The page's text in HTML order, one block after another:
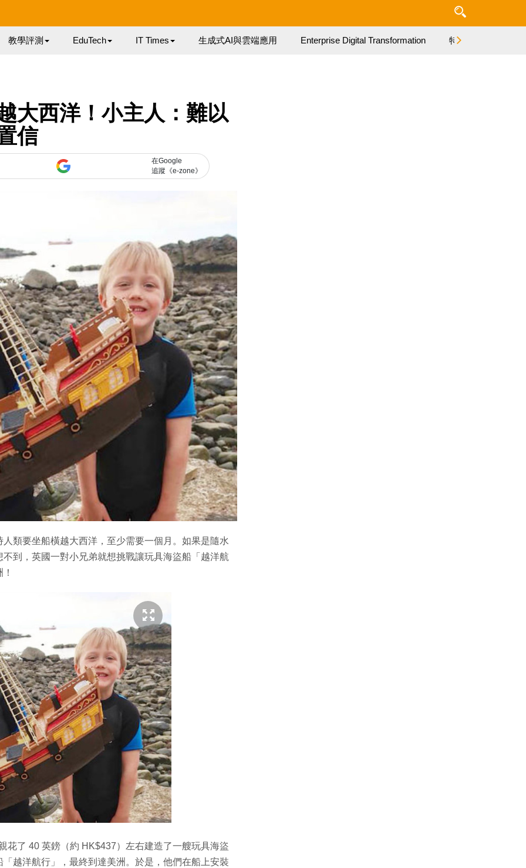
教學評測 EduTech IT Times 生成式AI與雲端應用 Enterprise Digital Transformation 特集
大西洋！小主人：難以
信
在Google
追蹤《e-zone》
類要坐船橫越大西洋，至少需要一個月。如果是隨水
到，英國一對小兄弟就想挑戰讓玩具海盜船「越洋航
花了 40 英鎊（約 HK$437）左右建造了一艘玩具海盜
越洋航行」，最終到達美洲。於是，他們在船上安裝